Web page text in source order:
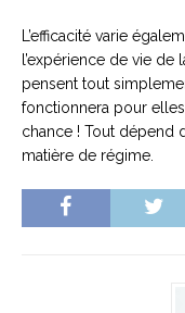
L’efficacité varie
l’expérience de vie
pensent tout
fonctionnera pour
chance ! Tout dépend
matière de régime.